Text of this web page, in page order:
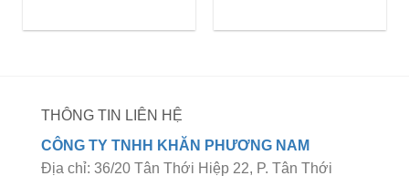
THÔNG TIN LIÊN HỆ
CÔNG TY TNHH KHĂN PHƯƠNG NAM
Địa chỉ: 36/20 Tân Thới Hiệp 22, P. Tân Thới